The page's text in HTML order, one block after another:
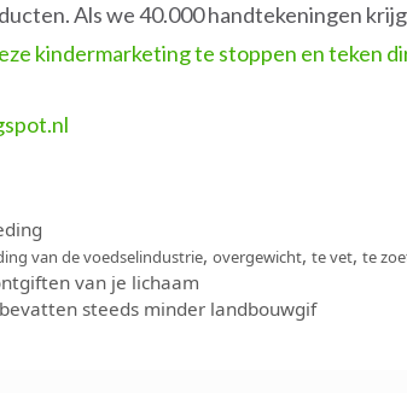
Als we 40.000 handtekeningen
kindermarketing te stoppen en teken
van de voedselindustrie,overgewicht,te vet,te
van je lichaam
steeds minder landbouwgif